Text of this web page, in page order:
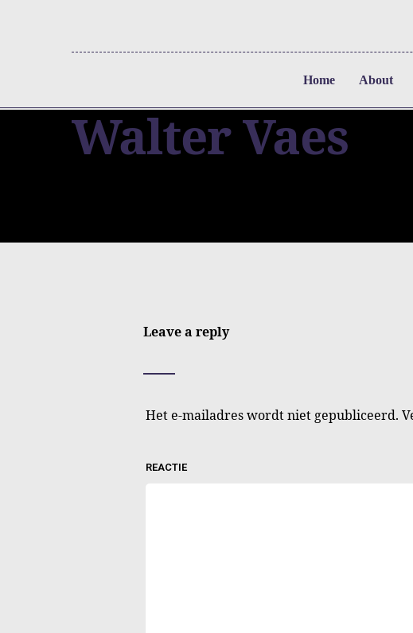
Home About
Walter Vaes
Leave a reply
Het e-mailadres wordt niet gepubliceerd.
REACTIE